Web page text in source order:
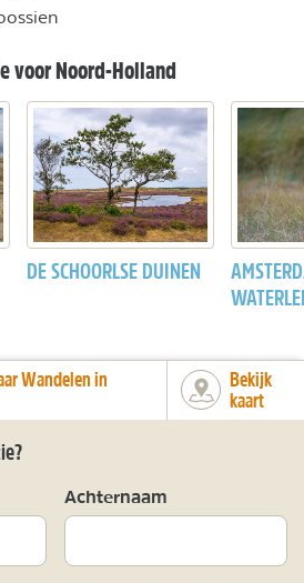
voor Noord-Holland
DE SCHOORLSE DUINEN
Wandelen in
Bekijk
kaart
Achternaam